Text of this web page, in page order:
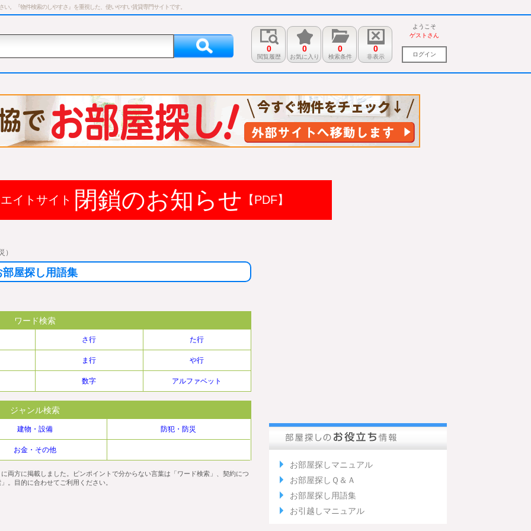
。『物件検索のしやすさ』を重視した、使いやすい賃貸専門サイトです。
0
閲覧履歴
0
お気に入り
0
検索条件
0
非表示
ようこそ
ゲストさん
ログイン
イトサイト 閉鎖のお知らせ 【PDF】
）
部屋探し用語集
ワード検索
さ行 た行
ま行 や行
数字 アルファベット
ジャンル検索
建物・設備 防犯・防災
お金・その他
両方に掲載しました。ピンポイントで分からない言葉は「ワード検索」、契約につ
。目的に合わせてご利用ください。
お部屋探しマニュアル
お部屋探しＱ＆Ａ
お部屋探し用語集
お引越しマニュアル